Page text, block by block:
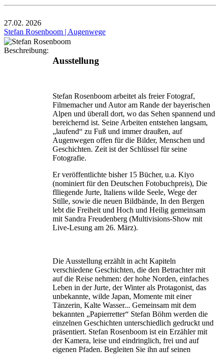
27.02. 2026
Stefan Rosenboom | Augenwege
Beschreibung:
Ausstellung
Stefan Rosenboom arbeitet als freier Fotograf,
Filmemacher und Autor am Rande der bayerischen
Alpen und überall dort, wo das Sehen spannend und
bereichernd ist. Seine Arbeiten entstehen langsam,
„laufend“ zu Fuß und immer draußen, auf
Augenwegen offen für die Bilder, Menschen und
Geschichten. Zeit ist der Schlüssel für seine
Fotografie.
Er veröffentlichte bisher 15 Bücher, u.a. Kiyo
(nominiert für den Deutschen Fotobuchpreis), Die
flliegende Jurte, Italiens wilde Seele, Wege der
Stille, sowie die neuen Bildbände, In den Bergen
lebt die Freiheit und Hoch und Heilig gemeinsam
mit Sandra Freudenberg (Multivisions-Show mit
Live-Lesung am 26. März).
Die Ausstellung erzählt in acht Kapiteln
verschiedene Geschichten, die den Betrachter mit
auf die Reise nehmen: der hohe Norden, einfaches
Leben in der Jurte, der Winter als Protagonist, das
unbekannte, wilde Japan, Momente mit einer
Tänzerin, Kalte Wasser... Gemeinsam mit dem
bekannten „Papierretter“ Stefan Böhm werden die
einzelnen Geschichten unterschiedlich gedruckt und
präsentiert. Stefan Rosenboom ist ein Erzähler mit
der Kamera, leise und eindringlich, frei und auf
eigenen Pfaden. Begleiten Sie ihn auf seinen